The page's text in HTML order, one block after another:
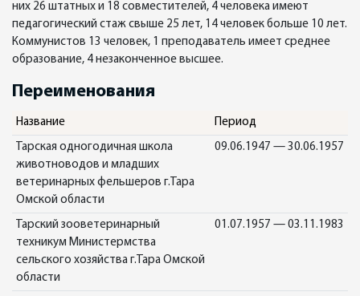
них 26 штатных и 18 совместителей, 4 человека имеют
педагогический стаж свыше 25 лет, 14 человек больше 10 лет.
Коммунистов 13 человек, 1 преподаватель имеет среднее
образование, 4 незаконченное высшее.
Переименования
Название Период
Тарская одногодичная школа
животноводов и младших
ветеринарных фельшеров г.Тара
Омской области
09.06.1947 — 30.06.1957
Тарский зооветеринарный
техникум Министермства
сельского хозяйства г.Тара Омской
области
01.07.1957 — 03.11.1983